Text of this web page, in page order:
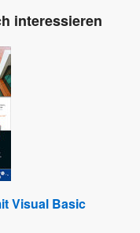
interessieren
Visual Basic